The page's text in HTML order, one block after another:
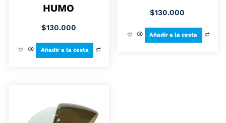
HUMO
$130.000
Añadir a la cesta
$130.000
Añadir a la cesta